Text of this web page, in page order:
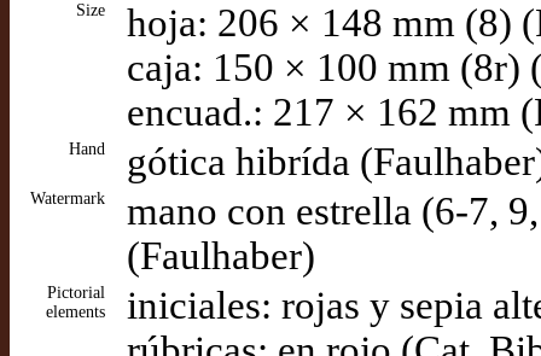
Size
hoja: 206 × 148 mm (8)
caja: 150 × 100 mm (8r)
encuad.: 217 × 162 mm
Hand gótica hibrída
Watermark
mano con estrella (6-7,
(Faulhaber)
Pictorial
elements
iniciales: rojas y sepia